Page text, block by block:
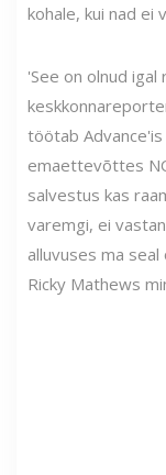
kohale, kui nad ei
'See on olnud
töötab
emaettevõttes
salvestus kas
varemgi, ei
alluvuses ma
Ricky Mathews